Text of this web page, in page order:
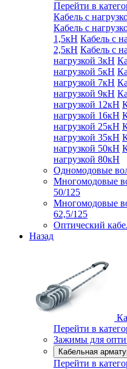
Перейти в
Кабель с
Кабель с
1,5кН Кабель с
2,5кН Кабель с
нагрузкой 3кН
нагрузкой 5кН
нагрузкой 7кН
нагрузкой 9кН
нагрузкой 12кН
нагрузкой 16кН
нагрузкой 25кН
нагрузкой 35кН
нагрузкой 50кН
нагрузкой 80кН
Одномодовые
Многомодовые
50/125
Многомодовые
62,5/125
Оптический
Назад
Перейти в
Зажимы для
Кабельная
Перейти в